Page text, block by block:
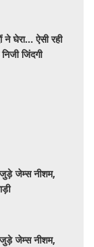
ने घेरा… ऐसी रही
जिंदगी
जुड़े जेम्स नीशम,
जुड़े जेम्स नीशम,